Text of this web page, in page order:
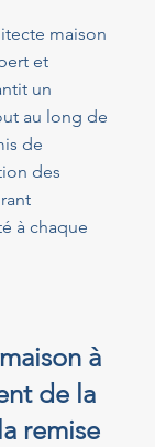
maison
et
un
au long de
de
des
à chaque
à
de la
remise